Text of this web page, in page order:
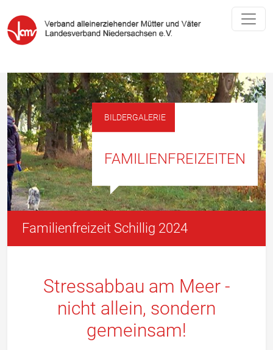
BILDERGALERIE
FAMILIENFREIZEITEN
Familienfreizeit Schillig 2024
Stressabbau am Meer -
nicht allein, sondern
gemeinsam!